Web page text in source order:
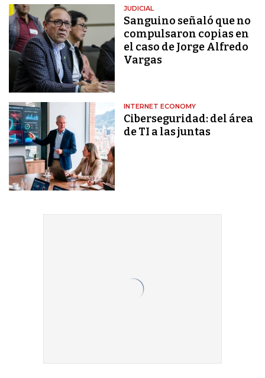
JUDICIAL
Sanguino señaló que no
compulsaron copias en
el caso de Jorge Alfredo
Vargas
INTERNET ECONOMY
Ciberseguridad: del área
de TI a las juntas